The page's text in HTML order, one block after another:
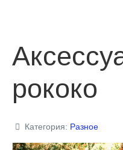
рококо
Категория: Разное